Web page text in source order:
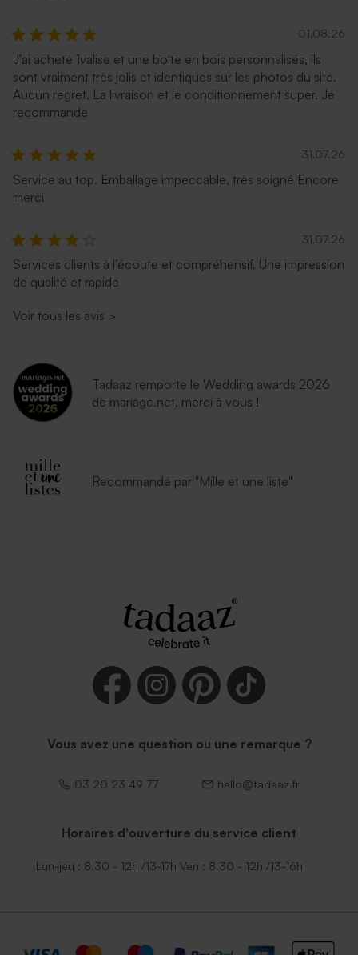
Enveloppe papier kraft Enveloppe fête terracotta
01.08.26
J'ai acheté 1valise et une boîte en bois personnalisés, ils
sont vraiment très jolis et identiques sur les photos du site.
Aucun regret. La livraison et le conditionnement super. Je
recommande
31.07.26
Service au top. Emballage impeccable, très soigné Encore
merci
31.07.26
Services clients à l’écoute et compréhensif. Une impression
de qualité et rapide
Voir tous les avis >
Tadaaz remporte le Wedding awards 2026
de mariage.net, merci à vous !
Recommandé par "Mille et une liste"
Vous avez une question ou une remarque ?
03 20 23 49 77 hello@tadaaz.fr
Horaires d'ouverture du service client
Lun-jeu : 8.30 - 12h /13-17h Ven : 8.30 - 12h /13-16h